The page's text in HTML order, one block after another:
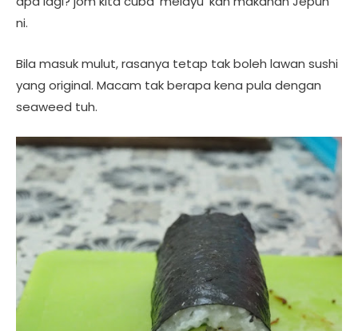
ni.
Bila masuk mulut, rasanya tetap tak boleh lawan sushi
yang original. Macam tak berapa kena pula dengan
seaweed tuh.